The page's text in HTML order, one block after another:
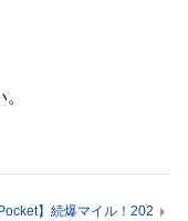
Pocket】続爆マイル！202